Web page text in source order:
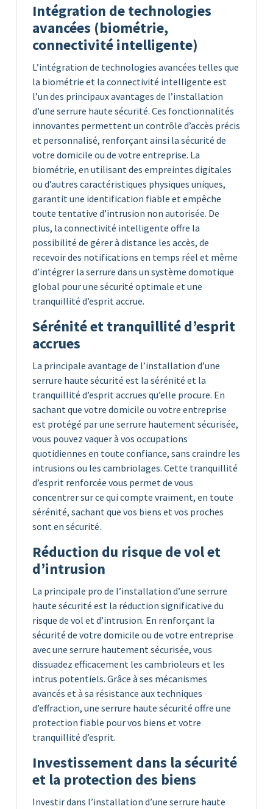
Intégration de technologies
avancées (biométrie,
connectivité intelligente)
L’intégration de technologies avancées telles que
la biométrie et la connectivité intelligente est
l’un des principaux avantages de l’installation
d’une serrure haute sécurité. Ces fonctionnalités
innovantes permettent un contrôle d’accès précis
et personnalisé, renforçant ainsi la sécurité de
votre domicile ou de votre entreprise. La
biométrie, en utilisant des empreintes digitales
ou d’autres caractéristiques physiques uniques,
garantit une identification fiable et empêche
toute tentative d’intrusion non autorisée. De
plus, la connectivité intelligente offre la
possibilité de gérer à distance les accès, de
recevoir des notifications en temps réel et même
d’intégrer la serrure dans un système domotique
global pour une sécurité optimale et une
tranquillité d’esprit accrue.
Sérénité et tranquillité d’esprit
accrues
La principale avantage de l’installation d’une
serrure haute sécurité est la sérénité et la
tranquillité d’esprit accrues qu’elle procure. En
sachant que votre domicile ou votre entreprise
est protégé par une serrure hautement sécurisée,
vous pouvez vaquer à vos occupations
quotidiennes en toute confiance, sans craindre les
intrusions ou les cambriolages. Cette tranquillité
d’esprit renforcée vous permet de vous
concentrer sur ce qui compte vraiment, en toute
sérénité, sachant que vos biens et vos proches
sont en sécurité.
Réduction du risque de vol et
d’intrusion
La principale pro de l’installation d’une serrure
haute sécurité est la réduction significative du
risque de vol et d’intrusion. En renforçant la
sécurité de votre domicile ou de votre entreprise
avec une serrure hautement sécurisée, vous
dissuadez efficacement les cambrioleurs et les
intrus potentiels. Grâce à ses mécanismes
avancés et à sa résistance aux techniques
d’effraction, une serrure haute sécurité offre une
protection fiable pour vos biens et votre
tranquillité d’esprit.
Investissement dans la sécurité
et la protection des biens
Investir dans l’installation d’une serrure haute